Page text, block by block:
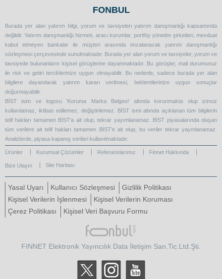
FONBUL
Burada yer alan yatırım bilgi, yorum ve tavsiyeleri yatırım danışmanlığı kapsamında
değildir. Yatırım danışmanlığı hizmeti, aracı kurumlar, portföy yönetim şirketleri, mevduat
kabul etmeyen bankalar ile müşteri arasında imzalanacak yatırım danışmanlığı
sözleşmesi çerçevesinde sunulmaktadır. Burada yer alan yorum ve tavsiyeler, yorum ve
tavsiyede bulunanların kişisel görüşlerine dayanmaktadır. Bu görüşler, mali durumunuz
ile risk ve getiri tercihlerinize uygun olmayabilir. Bu nedenle, sadece burada yer alan
bilgilere dayanılarak yatırım kararı verilmesi, beklentilerinize uygun sonuçlar
doğurmayabilir.
BİST isim ve logosu 'Koruma Marka Belgesi' altında korunmakta olup izinsiz
kullanılamaz, iktibas edilemez, değiştirilemez. BİST ismi altında açıklanan tüm bilgilerin
telif hakları tamamen BİST'a ait olup, tekrar yayımlanamaz. BİST piyasalarında oluşan
tüm verilere ait telif hakları tamamen BİST’e ait olup, bu veriler tekrar yayınlanamaz.
Analizlerde, piyasa kapanış verileri kullanılmaktadır.
Ürünler Kurumsal Çözümler Referanslarımız Finnet Hakkında
Bize Ulaşın Site Haritası
Yasal Uyarı Kullanıcı Sözleşmesi
Gizlilik Politikası
Kişisel Verilerin İşlenmesi
Kişisel Verilerin Koruması
Çerez Politikası
Kişisel Veri Başvuru Formu
FINNET Elektronik Yayıncılık Data İletişim San.Tic.Ltd.Şti.